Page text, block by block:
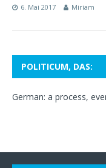
6. Mai 2017 Miriam
POLITICUM, DAS:
German: a process,